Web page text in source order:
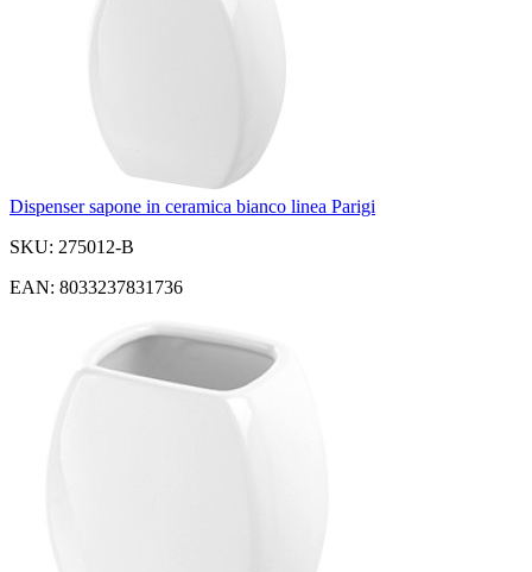
Dispenser sapone in ceramica bianco linea Parigi
SKU: 275012-B
EAN: 8033237831736